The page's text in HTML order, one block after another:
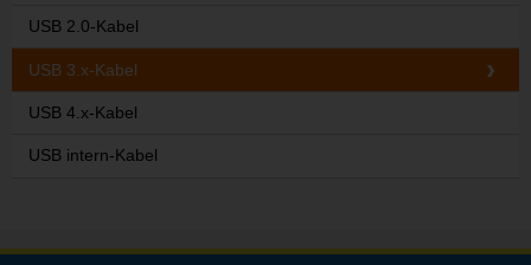
USB 2.0-Kabel
USB 3.x-Kabel
USB 4.x-Kabel
USB intern-Kabel